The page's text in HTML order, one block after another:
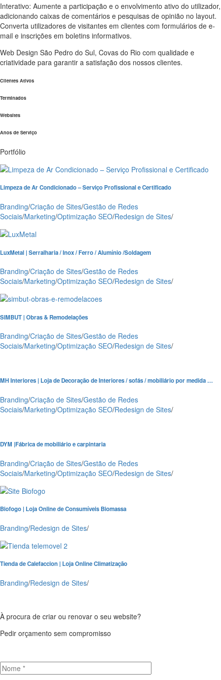
Interativo: Aumente a participação e o envolvimento ativo do utilizador,
adicionando caixas de comentários e pesquisas de opinião no layout.
Converta utilizadores de visitantes em clientes com formulários de e-
mail e inscrições em boletins informativos.
Web Design São Pedro do Sul, Covas do Rio com qualidade e
criatividade para garantir a satisfação dos nossos clientes.
Clientes Ativos
Terminados
Websites
Anos de Serviço
Portfólio
Limpeza de Ar Condicionado – Serviço Profissional e Certificado
Branding/Criação de Sites/Gestão de Redes
Sociais/Marketing/Optimização SEO/Redesign de Sites/
LuxMetal | Serralharia / Inox / Ferro / Alumínio /Soldagem
Branding/Criação de Sites/Gestão de Redes
Sociais/Marketing/Optimização SEO/Redesign de Sites/
SIMBUT | Obras & Remodelações
Branding/Criação de Sites/Gestão de Redes
Sociais/Marketing/Optimização SEO/Redesign de Sites/
MH Interiores | Loja de Decoração de Interiores / sofás / mobiliário por medida …
Branding/Criação de Sites/Gestão de Redes
Sociais/Marketing/Optimização SEO/Redesign de Sites/
DYM |Fábrica de mobiliário e carpintaria
Branding/Criação de Sites/Gestão de Redes
Sociais/Marketing/Optimização SEO/Redesign de Sites/
Biofogo | Loja Online de Consumíveis Biomassa
Branding/Redesign de Sites/
Tienda de Calefaccion | Loja Online Climatização
Branding/Redesign de Sites/
À procura de criar ou renovar o seu website?
Pedir orçamento sem compromisso